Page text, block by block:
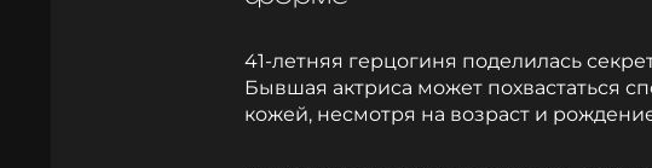
41-летняя герцогиня поделилась
Бывшая актриса может похвастаться
кожей, несмотря на возраст и